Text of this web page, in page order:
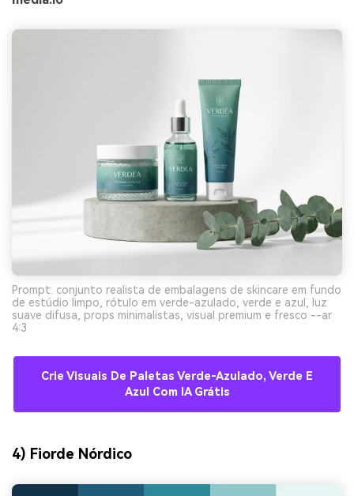
Prompt: conjunto realista de embalagens de skincare em fundo
de estúdio limpo, rótulo em verde-azulado, verde e azul, luz
suave difusa, props minimalistas, visual premium e fresco --ar
4:3
Crie Visuais De Paletas Verde-Azulado, Verde E
Azul Com IA Grátis
4) Fiorde Nórdico